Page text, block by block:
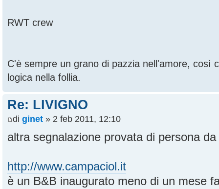
RWT crew
C'è sempre un grano di pazzia nell'amore, così
logica nella follia.
Re: LIVIGNO
di ginet » 2 feb 2011, 12:10
altra segnalazione provata di persona
http://www.campaciol.it
è un B&B inaugurato meno di un mese